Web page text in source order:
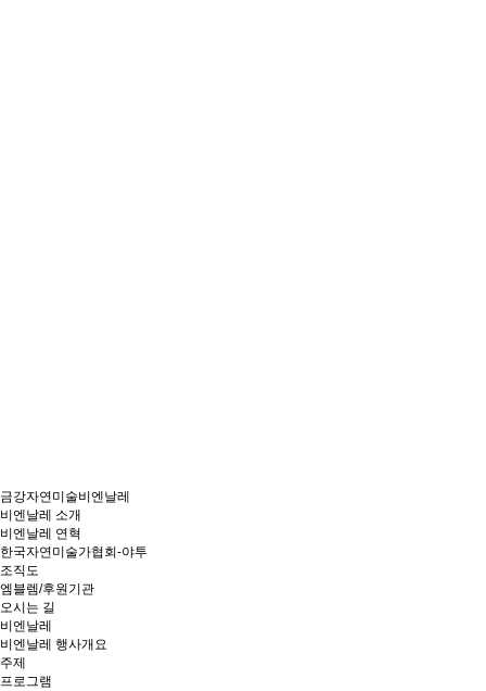
금강자연미술비엔날레
비엔날레 소개
비엔날레 연혁
한국자연미술가협회-야투
조직도
엠블렘/후원기관
오시는 길
비엔날레
비엔날레 행사개요
주제
프로그램